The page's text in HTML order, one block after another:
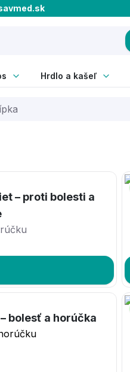
Hrdlo a kašeľ
– proti bolesti a
bolesť a horúčka